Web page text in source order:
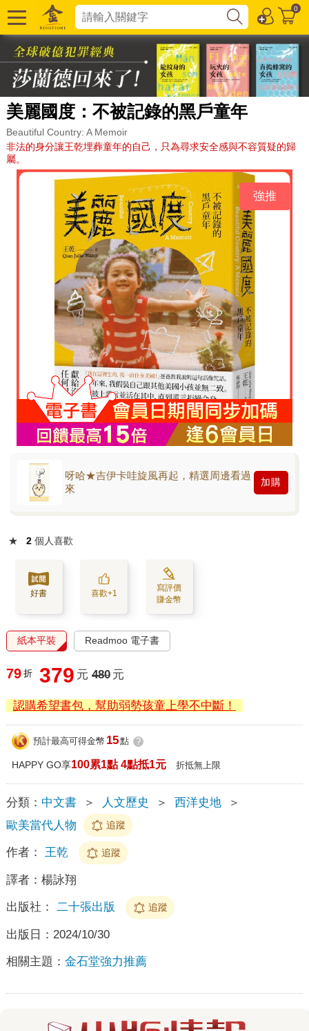
0
美麗國度：不被記錄的黑戶童年
Beautiful Country: A Memoir
非法的身分讓王乾埋葬童年的自己，只為尋求安全感與不容質疑的歸
屬。
強推
呀哈★吉伊卡哇旋風再起，精選周邊看過
來
加購
★ 2 個人喜歡
好書 喜歡+1
寫評價
賺金幣
紙本平裝 Readmoo 電子書
79 折 379 元 480 元
認購希望書包，幫助弱勢孩童上學不中斷！
預計最高可得金幣 15點 ?
HAPPY GO享100累1點 4點抵1元 折抵無上限
分類： 中文書 ＞ 人文歷史 ＞ 西洋史地
＞
歐美當代人物
追蹤
作者： 王乾 追蹤
譯者： 楊詠翔
出版社： 二十張出版 追蹤
出版日： 2024/10/30
相關主題： 金石堂強力推薦